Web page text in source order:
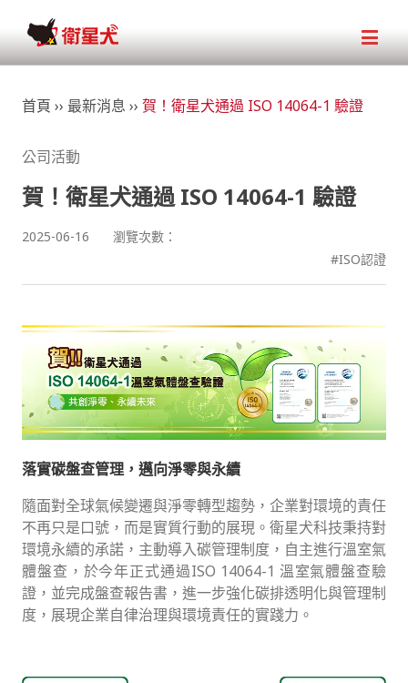
首頁 ›› 最新消息 ›› 賀！衛星犬通過 ISO 14064-1 驗證
公司活動
賀！衛星犬通過 ISO 14064-1 驗證
2025-06-16
瀏覽次數：
#ISO認證
落實碳盤查管理，邁向淨零與永續
隨面對全球氣候變遷與淨零轉型趨勢，企業對環境的責任
不再只是口號，而是實質行動的展現。衛星犬科技秉持對
環境永續的承諾，主動導入碳管理制度，自主進行溫室氣
體盤查，於今年正式通過ISO 14064-1 溫室氣體盤查驗
證，並完成盤查報告書，進一步強化碳排透明化與管理制
度，展現企業自律治理與環境責任的實踐力。